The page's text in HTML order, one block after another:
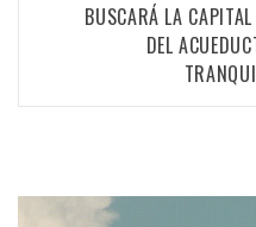
BUSCARÁ LA
DEL